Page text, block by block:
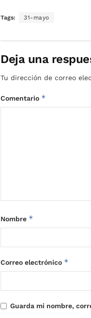
Tags: 31-mayo
Deja una
Tu dirección de correo
Comentario *
Nombre *
Correo electrónico *
Guarda mi nombre,